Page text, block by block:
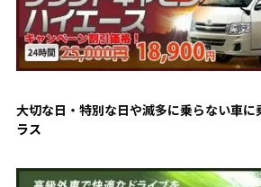
大切な日・特別な日や滅多に乗らない車に
ラス